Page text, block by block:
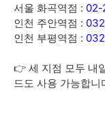
서울 화곡역점 : 02-
인천 주안역점 :
인천 부평역점 :
👉 세 지점 모두 내
드도 사용 가능합